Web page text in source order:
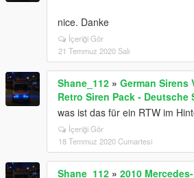
nice. Danke
İçeriği Gör
21 Temmuz 2020 Salı
Shane_112 » German Sirens
Retro Siren Pack - Deutsche
was ist das für ein RTW im
İçeriği Gör
18 Temmuz 2020 Cumartesi
Shane_112 » 2010